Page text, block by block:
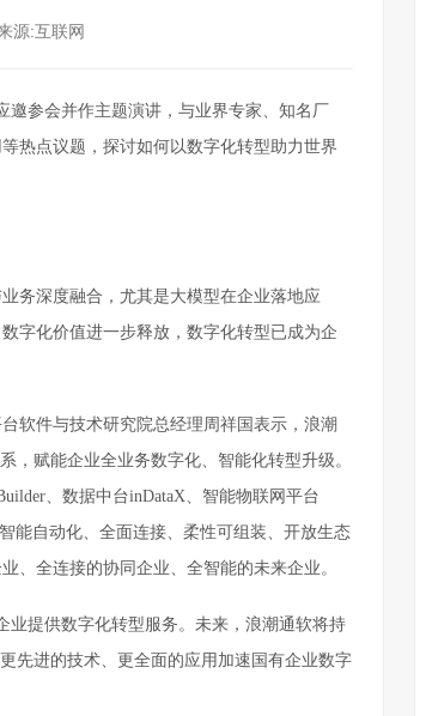
源:互联网
邀参会并作主题演讲，与业界专家、知名厂
热点议题，探讨如何以数字化转型助力世界
务深度融合，尤其是大模型在企业落地应
字化价值进一步释放，数字化转型已成为企
软件与技术研究院总经理周祥国表示，浪潮
，赋能企业全业务数字化、智能化转型升级。
、数据中台inDataX、智能物联网平台
能自动化、全面连接、柔性可组装、开放生态
、全连接的协同企业、全智能的未来企业。
业提供数字化转型服务。未来，浪潮通软将持
先进的技术、更全面的应用加速国有企业数字